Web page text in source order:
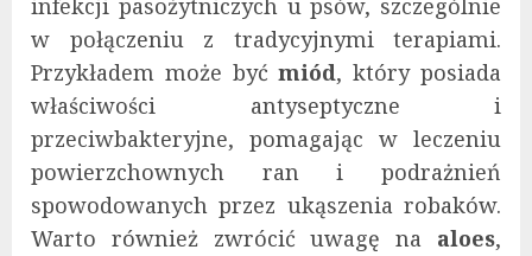
infekcji pasożytniczych u psów, szczególnie
w połączeniu z tradycyjnymi terapiami.
Przykładem może byćmiód, który posiada
właściwości antyseptyczne i
przeciwbakteryjne, pomagając w leczeniu
powierzchownych ran i podrażnień
spowodowanych przez ukąszenia robaków​.
Warto również zwrócić uwagę na aloes,